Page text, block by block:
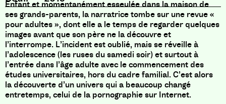
Enfant et momentanément esseulée dans la maison de
ses grands-parents, la narratrice tombe sur une revue «
pour adultes », dont elle a le temps de regarder quelques
images avant que son père ne la découvre et
l’interrompe. L’incident est oublié, mais se réveille à
l’adolescence (les ruses du samedi soir) et surtout à
l’entrée dans l’âge adulte avec le commencement des
études universitaires, hors du cadre familial. C’est alors
la découverte d’un univers qui a beaucoup changé
entretemps, celui de la pornographie sur Internet.